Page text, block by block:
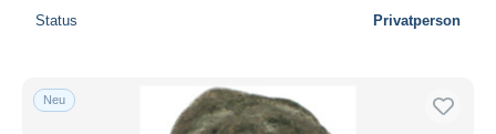
Status Privatperson
Neu